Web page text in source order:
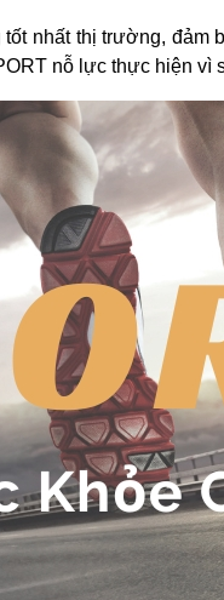
nhất thị trường, đảm
nỗ lực thực hiện vì